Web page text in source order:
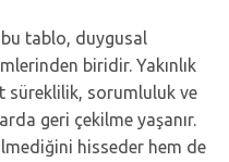
bu tablo, duygusal
biridir. Yakınlık
süreklilik, sorumluluk ve
geri çekilme yaşanır.
hisseder hem de